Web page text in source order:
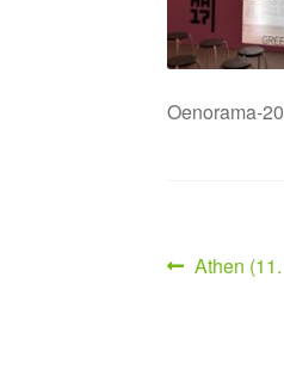
Oenorama-
Vorheriger
Athen